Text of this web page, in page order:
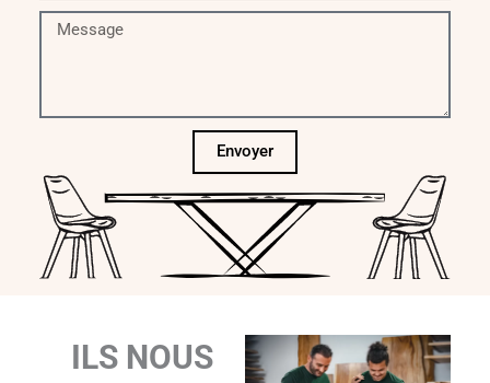
Message
Envoyer
ILS NOUS